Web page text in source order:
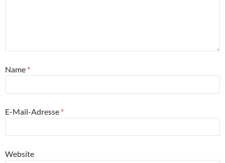
Name *
E-Mail-Adresse *
Website